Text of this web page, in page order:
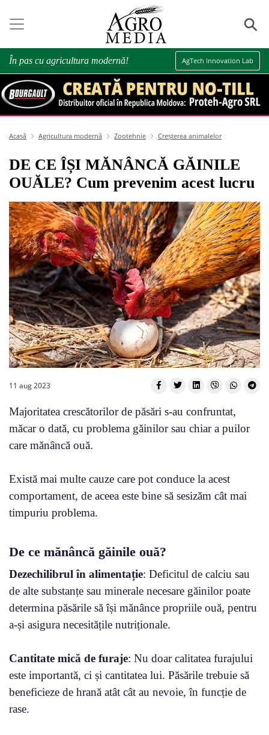
⚲
În pas cu agricultura modernă! AgTech Innovation Lab
Acasă Agricultura modernă Zootehnie Creșterea animalelor
DE CE ÎȘI MĂNÂNCĂ GĂINILE
OUĂLE? Cum prevenim acest lucru
11 aug 2023
Majoritatea crescătorilor de păsări s-au confruntat,
măcar o dată, cu problema găinilor sau chiar a puilor
care mănâncă ouă.
Există mai multe cauze care pot conduce la acest
comportament, de aceea este bine să sesizăm cât mai
timpuriu problema.
De ce mănâncă găinile ouă?
Dezechilibrul în alimentație: Deficitul de calciu sau
de alte substanțe sau minerale necesare găinilor poate
determina păsările să își mănânce propriile ouă, pentru
a-și asigura necesitățile nutriționale.
Cantitate mică de furaje: Nu doar calitatea furajului
este importantă, ci și cantitatea lui. Păsările trebuie să
beneficieze de hrană atât cât au nevoie, în funcție de
rase.